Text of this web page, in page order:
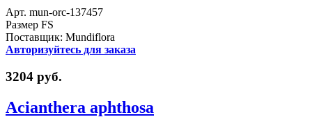
Арт. mun-orc-137457
Размер FS
Поставщик: Mundiflora
Авторизуйтесь для заказа
3204 руб.
Acianthera aphthosa